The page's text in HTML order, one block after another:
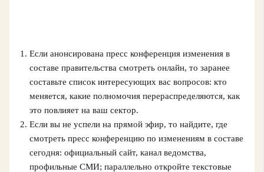
Если анонсирована пресс конференция изменения в
составе правительства смотреть онлайн, то заранее
составьте список интересующих вас вопросов: кто
меняется, какие полномочия перераспределяются, как
это повлияет на ваш сектор.
Если вы не успели на прямой эфир, то найдите, где
смотреть пресс конференцию по изменениям в составе
сегодня: официальный сайт, канал ведомства,
профильные СМИ; параллельно откройте текстовые